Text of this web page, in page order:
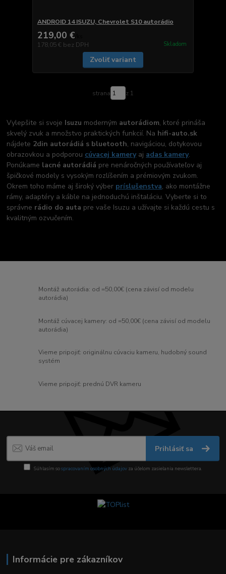
ANDROID 14 ISUZU, Chevrolet S10 autorádio
219,00 €
178,05 € bez DPH Skladom
Zvoliť variant
strana z 1
Vylepšite si svoje Isuzu moderným autorádiom, ktoré prináša
skvelý zvuk a množstvo praktických funkcií. Na hifi-auto.sk
nájdete 2din autorádiá s bluetooth, navigáciou, dotykovou
obrazovkou a podporou cúvacej kameryaj adas kamery.
Ponúkame lacné autorádiá pre nenáročných používateľov aj
špičkové modely s vysokým rozlíšením a prémiovým zvukom.
Okrem toho máme aj široký výber príslušenstva, ako montážne
rámy, adaptéry a káble na jednoduchú inštaláciu. Vyberte si to
správne rádio do auta pre vaše Isuzu a užívajte si každú cestu s
kvalitným ozvučením.
Montáž autorádia: od =50,00€ (cena závisí od modelu
autorádia)
Montáž cúvacej kamery: od =50,00€ (cena závisí od modelu
autorádia)
Vieme pripojiť: originálnu cúvaciu kameru, hudobný sound
systém
Vieme pripojiť: prednú DVR kameru
Prihlásiť sa
Súhlasím sospracovaním osobných údajov za účelom zasielania newslettera.
Informácie pre zákazníkov